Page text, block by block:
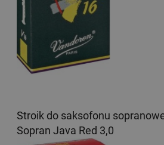
Stroik do saksofonu
Sopran Java Red 3,0